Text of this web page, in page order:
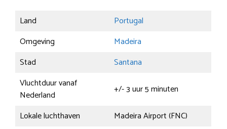
Land
Portugal
Omgeving
Madeira
Stad
Santana
Vluchtduur vanaf
Nederland
+/- 3 uur 5 minuten
Lokale luchthaven
Madeira Airport (FNC)